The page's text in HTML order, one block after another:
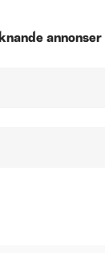
annonser